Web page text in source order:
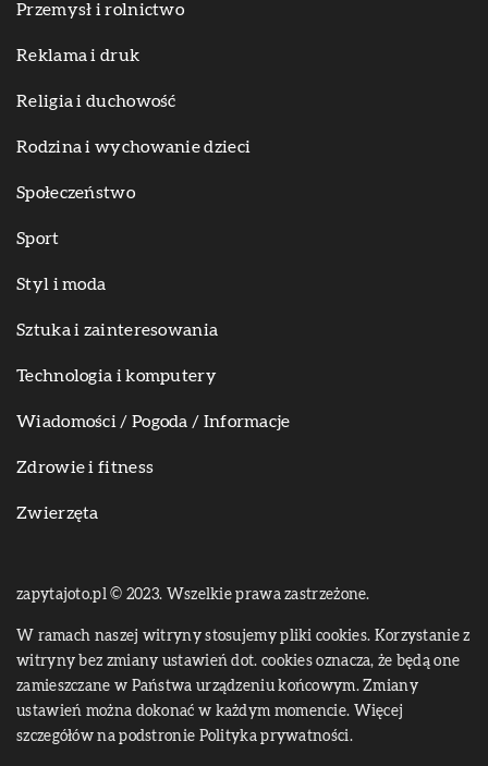
Przemysł i rolnictwo
Reklama i druk
Religia i duchowość
Rodzina i wychowanie dzieci
Społeczeństwo
Sport
Styl i moda
Sztuka i zainteresowania
Technologia i komputery
Wiadomości / Pogoda / Informacje
Zdrowie i fitness
Zwierzęta
zapytajoto.pl © 2023. Wszelkie prawa zastrzeżone.
W ramach naszej witryny stosujemy pliki cookies. Korzystanie z
witryny bez zmiany ustawień dot. cookies oznacza, że będą one
zamieszczane w Państwa urządzeniu końcowym. Zmiany
ustawień można dokonać w każdym momencie. Więcej
szczegółów na podstronie Polityka prywatności.